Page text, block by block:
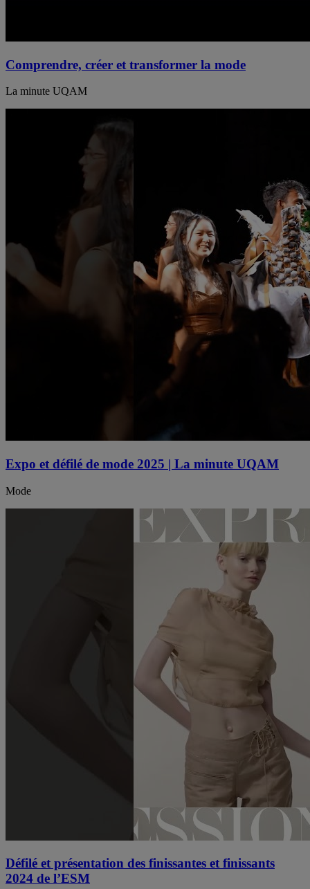
Comprendre, créer et transformer la mode
La minute UQAM
Expo et défilé de mode 2025 | La minute UQAM
Mode
Défilé et présentation des finissantes et finissants
2024 de l’ESM